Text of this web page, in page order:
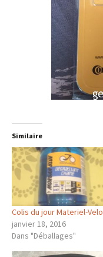
Similaire
Colis du jour Materiel-Velo
janvier 18, 2016
Dans "Déballages"